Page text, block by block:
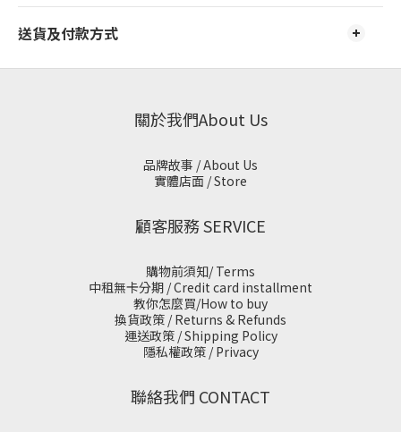
送貨及付款方式
關於我們About Us
品牌故事 / About Us
實體店面 / Store
顧客服務 SERVICE
購物前須知/ Terms
中租無卡分期 / Credit card installment
教你怎麼買/How to buy
換貨政策 / Returns & Refunds
運送政策 / Shipping Policy
隱私權政策 / Privacy
聯絡我們 CONTACT